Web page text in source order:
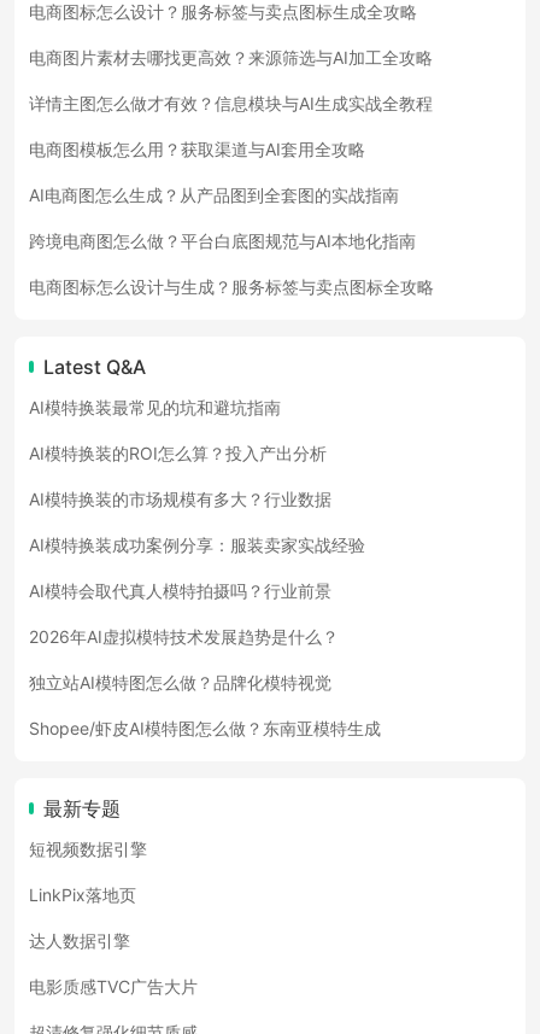
电商图标怎么设计？服务标签与卖点图标生成全攻略
电商图片素材去哪找更高效？来源筛选与AI加工全攻略
详情主图怎么做才有效？信息模块与AI生成实战全教程
电商图模板怎么用？获取渠道与AI套用全攻略
AI电商图怎么生成？从产品图到全套图的实战指南
跨境电商图怎么做？平台白底图规范与AI本地化指南
电商图标怎么设计与生成？服务标签与卖点图标全攻略
Latest Q&A
AI模特换装最常见的坑和避坑指南
AI模特换装的ROI怎么算？投入产出分析
AI模特换装的市场规模有多大？行业数据
AI模特换装成功案例分享：服装卖家实战经验
AI模特会取代真人模特拍摄吗？行业前景
2026年AI虚拟模特技术发展趋势是什么？
独立站AI模特图怎么做？品牌化模特视觉
Shopee/虾皮AI模特图怎么做？东南亚模特生成
最新专题
短视频数据引擎
LinkPix落地页
达人数据引擎
电影质感TVC广告大片